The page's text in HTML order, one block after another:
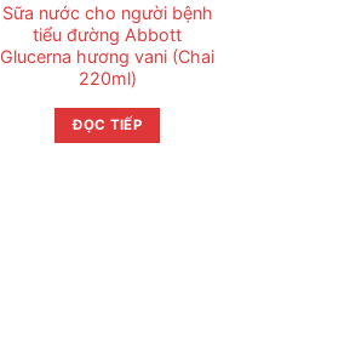
Sữa nước cho người bệnh
tiểu đường Abbott
Glucerna hương vani (Chai
220ml)
ĐỌC TIẾP